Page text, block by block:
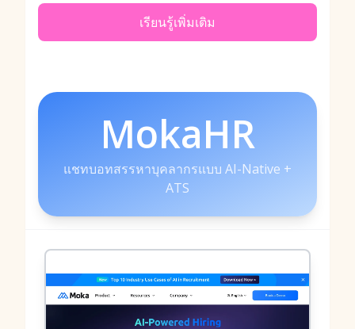
เรียนรู้เพิ่มเติม
MokaHR
แชทบอทสรรหาบุคลากรแบบ AI-Native +
ATS